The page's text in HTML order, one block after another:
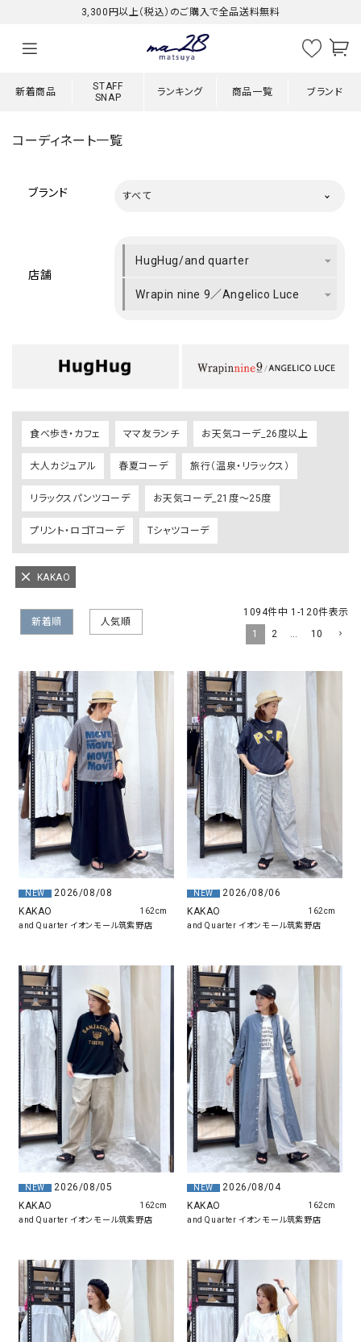
3,300円以上（税込）のご購入で全品送料無料
新着商品
STAFF
SNAP
ランキング 商品一覧 ブランド
コーディネート一覧
ブランド すべて
店舗
HugHug/and quarter
Wrapin nine 9／Angelico Luce
食べ歩き・カフェ ママ友ランチ お天気コーデ_26度以上
大人カジュアル 春夏コーデ 旅行（温泉・リラックス）
リラックスパンツコーデ お天気コーデ_21度～25度
プリント・ロゴTコーデ Tシャツコーデ
KAKAO
新着順 人気順
1094件中 1 -120件表示
1
2 … 10
NEW
2026/08/08
KAKAO
and Quarter イオンモール筑紫野店
162cm
NEW
2026/08/06
KAKAO
and Quarter イオンモール筑紫野店
162cm
NEW
2026/08/05
KAKAO
and Quarter イオンモール筑紫野店
162cm
NEW
2026/08/04
KAKAO
and Quarter イオンモール筑紫野店
162cm